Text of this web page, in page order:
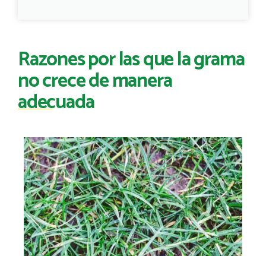
Razones por las que la grama
no crece de manera
adecuada